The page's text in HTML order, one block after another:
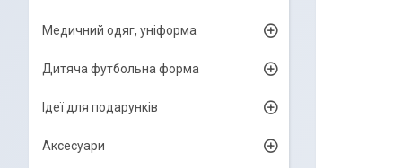
Медичний одяг, уніформа
Дитяча футбольна форма
Ідеї для подарунків
Аксесуари